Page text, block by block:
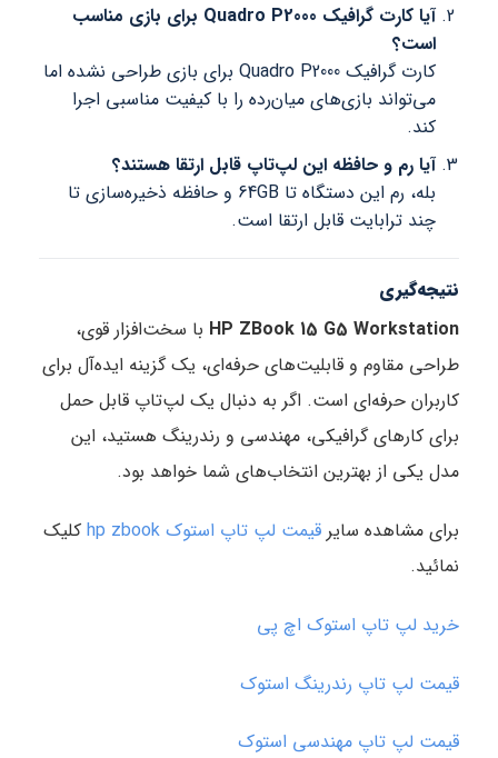
آیا کارت گرافیک Quadro P2000 برای بازی مناسب
است؟
کارت گرافیک Quadro P2000 برای بازی طراحی نشده اما
می‌تواند بازی‌های میان‌رده را با کیفیت مناسبی اجرا
کند.
آیا رم و حافظه این لپ‌تاپ قابل ارتقا هستند؟
بله، رم این دستگاه تا 64GB و حافظه ذخیره‌سازی تا
چند ترابایت قابل ارتقا است.
نتیجه‌گیری
HP ZBook 15 G5 Workstationبا سخت‌افزار قوی،
طراحی مقاوم و قابلیت‌های حرفه‌ای، یک گزینه ایده‌آل برای
کاربران حرفه‌ای است. اگر به دنبال یک لپ‌تاپ قابل حمل
برای کارهای گرافیکی، مهندسی و رندرینگ هستید، این
مدل یکی از بهترین انتخاب‌های شما خواهد بود.
برای مشاهده سایرقیمت لپ تاپ استوک hp zbook
کلیک
نمائید.
خرید لپ تاپ استوک اچ پی
قیمت لپ تاپ رندرینگ استوک
قیمت لپ تاپ مهندسی استوک